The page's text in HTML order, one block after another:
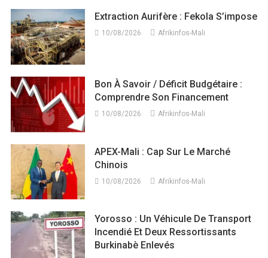
Extraction Aurifère : Fekola S’impose
10/08/2026 Afrikinfos-Mali
Bon À Savoir / Déficit Budgétaire :
Comprendre Son Financement
10/08/2026 Afrikinfos-Mali
APEX-Mali : Cap Sur Le Marché
Chinois
10/08/2026 Afrikinfos-Mali
Yorosso : Un Véhicule De Transport
Incendié Et Deux Ressortissants
Burkinabè Enlevés